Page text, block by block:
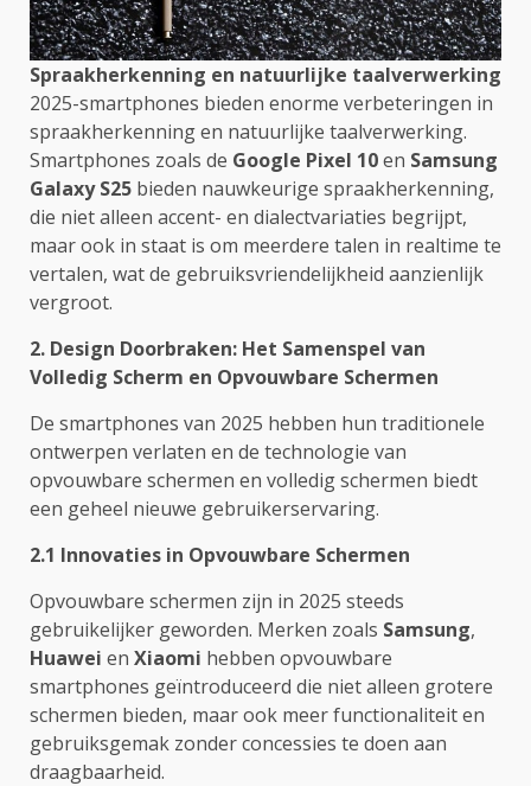
Spraakherkenning en natuurlijke taalverwerking
2025-smartphones bieden enorme verbeteringen in
spraakherkenning en natuurlijke taalverwerking.
Smartphones zoals de Google Pixel 10en Samsung
Galaxy S25 bieden nauwkeurige spraakherkenning,
die niet alleen accent- en dialectvariaties begrijpt,
maar ook in staat is om meerdere talen in realtime te
vertalen, wat de gebruiksvriendelijkheid aanzienlijk
vergroot.
2. Design Doorbraken: Het Samenspel van
Volledig Scherm en Opvouwbare Schermen
De smartphones van 2025 hebben hun traditionele
ontwerpen verlaten en de technologie van
opvouwbare schermen en volledig schermen biedt
een geheel nieuwe gebruikerservaring.
2.1 Innovaties in Opvouwbare Schermen
Opvouwbare schermen zijn in 2025 steeds
gebruikelijker geworden. Merken zoals Samsung,
Huawei en Xiaomi hebben opvouwbare
smartphones geïntroduceerd die niet alleen grotere
schermen bieden, maar ook meer functionaliteit en
gebruiksgemak zonder concessies te doen aan
draagbaarheid.